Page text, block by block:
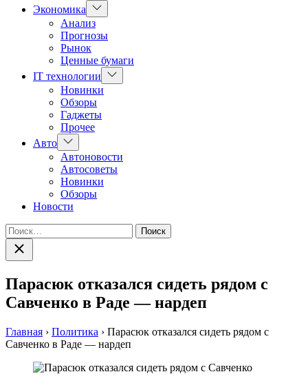
Экономика
Показать
подменю
Анализ
Прогнозы
Рынок
Ценные бумаги
IT технологии
Показать
подменю
Новинки
Обзоры
Гаджеты
Прочее
Авто Показать
подменю
Автоновости
Автосоветы
Новинки
Обзоры
Новости
Найти:
Закрыть
поиск
Парасюк отказался сидеть рядом с
Савченко в Раде — нардеп
Главная › Политика › Парасюк отказался сидеть рядом с
Савченко в Раде — нардеп